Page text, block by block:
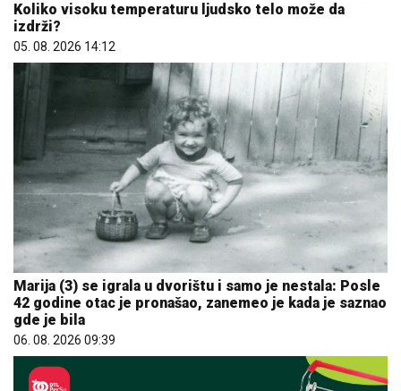
Koliko visoku temperaturu ljudsko telo može da
izdrži?
05. 08. 2026 14:12
Marija (3) se igrala u dvorištu i samo je nestala: Posle
42 godine otac je pronašao, zanemeo je kada je saznao
gde je bila
06. 08. 2026 09:39